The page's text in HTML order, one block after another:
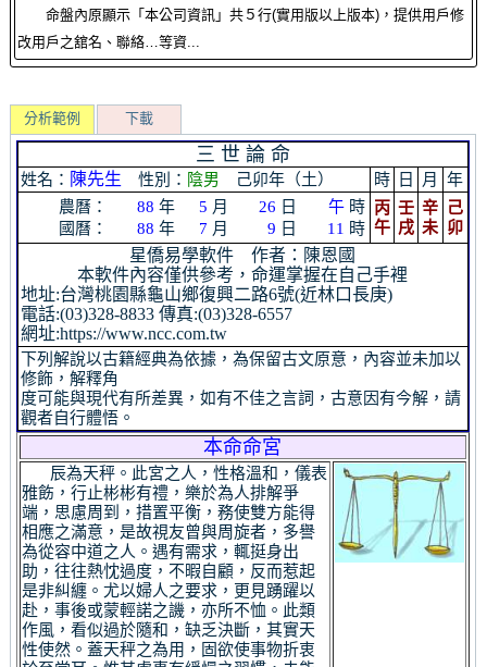
命盤內原顯示「本公司資訊」共５行(實用版以上版本)，提供用戶修
改用戶之舘名、聯絡…等資...
分析範例 下載
三 世 論 命
姓名： 陳先生 性別： 陰男 己卯年（土） 時 日 月
年
農曆：
88 年 5 月 26 日 午時
國曆：
88 年 7 月 9 日 11 時
丙
午
壬
戌
辛
未
己
卯
星僑易學軟件 作者：陳恩國
本軟件內容僅供參考，命運掌握在自己手裡
地址:台灣桃園縣龜山鄉復興二路6號(近林口長庚)
電話:(03)328-8833 傳真:(03)328-6557
網址:https://www.ncc.com.tw
下列解說以古籍經典為依據，為保留古文原意，內容並未加以
修飾，解釋角
度可能與現代有所差異，如有不佳之言詞，古意因有今解，請
觀者自行體悟。
本命命宮
辰為天秤。此宮之人，性格溫和，儀表
雅飭，行止彬彬有禮，樂於為人排解爭
端，思慮周到，措置平衡，務使雙方能得
相應之滿意，是故視友曾與周旋者，多譽
為從容中道之人。遇有需求，輒挺身出
助，往往熱忱過度，不暇自顧，反而惹起
是非糾纏。尤以婦人之要求，更見踴躍以
赴，事後或蒙輕諾之譏，亦所不恤。此類
作風，看似過於隨和，缺乏決斷，其實天
性使然。蓋天秤之為用，固欲使事物折衷